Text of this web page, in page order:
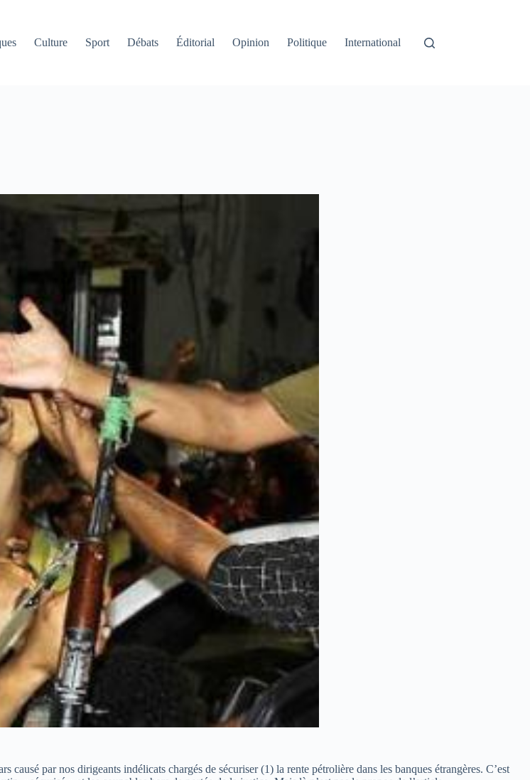
Culture Sport Débats Éditorial Opinion Politique International
par nos dirigeants indélicats chargés de sécuriser (1) la rente pétrolière dans les banques étrangères. C’est